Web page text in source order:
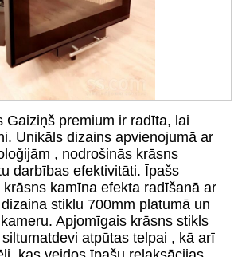
Gaiziņš premium ir radīta, lai
Unikāls dizains apvienojumā ar
, nodrošinās krāsns
darbības efektivitāti. Īpašs
kamīna efekta radīšanā ar
stiklu 700mm platumā un
Apjomīgais krāsns stikls
atpūtas telpai , kā arī